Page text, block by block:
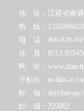
地 址：江苏省南通
热 线：
电 话：400-828-
传 真：0513-
网 址：www.dian-
手机站：m.dian-
邮 箱：
邮 编：226002